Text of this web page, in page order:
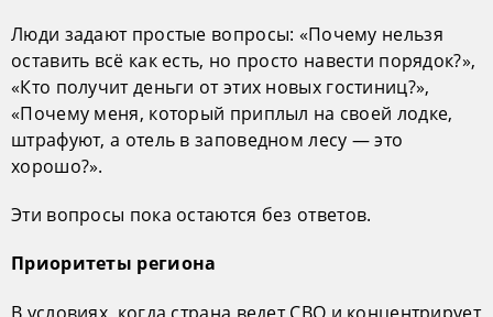
Люди задают простые вопросы: «Почему нельзя
оставить всё как есть, но просто навести порядок?»,
«Кто получит деньги от этих новых гостиниц?»,
«Почему меня, который приплыл на своей лодке,
штрафуют, а отель в заповедном лесу — это
хорошо?».
Эти вопросы пока остаются без ответов.
Приоритеты региона